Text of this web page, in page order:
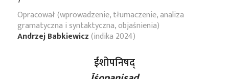
Opracował (wprowadzenie, tłumaczenie, analiza
gramatyczna i syntaktyczna, objaśnienia)
Andrzej Babkiewicz(indika 2024)
ईशोपनिषद्